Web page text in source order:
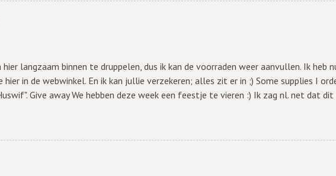
langzaam binnen te druppelen, dus ik kan de voorraden weer aanvullen. Ik heb
hier in de webwinkel. En ik kan jullie verzekeren; alles zit er in ;) Some supplies I
Give away We hebben deze week een feestje te vieren :) Ik zag nl. net dat
om dat te vieren ga ik een pakketje met patroon van de Handy Huswif
berichtje achter te laten. Is dat makkelijk, of niet? Je MAG natuurlijk best op je